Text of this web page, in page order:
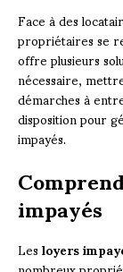
Face à des
propriétaires se
offre plusieurs
nécessaire,
démarches à
disposition pour
impayés.
impayés
Lesloyers